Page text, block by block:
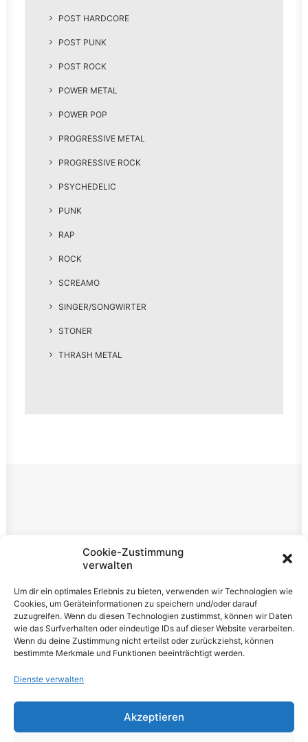
Cookie-Zustimmung
verwalten
Um dir ein optimales Erlebnis zu bieten, verwenden wir Technologien wie
Cookies, um Geräteinformationen zu speichern und/oder darauf
zuzugreifen. Wenn du diesen Technologien zustimmst, können wir Daten
wie das Surfverhalten oder eindeutige IDs auf dieser Website verarbeiten.
Wenn du deine Zustimmung nicht erteilst oder zurückziehst, können
bestimmte Merkmale und Funktionen beeinträchtigt werden.
Dienste verwalten
Akzeptieren
POST HARDCORE
POST PUNK
POST ROCK
POWER METAL
POWER POP
PROGRESSIVE METAL
PROGRESSIVE ROCK
PSYCHEDELIC
PUNK
RAP
ROCK
SCREAMO
SINGER/SONGWIRTER
STONER
THRASH METAL
Rechtliches
Datenschutzerklärung
Cookie-Richtlinie (EU)